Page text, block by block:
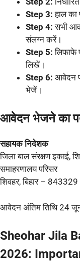
Step 3: हाल का
Step 4: सभी
संलग्न करें।
Step 5: लिफाफे
लिखें।
Step 6: आवेदन
भेजें।
आवेदन भेजने का
सहायक निदेशक
जिला बाल संरक्षण इकाई,
समाहरणालय परिसर
शिवहर, बिहार – 843329
आवेदन अंतिम तिथि 24
Sheohar Jila
2026: